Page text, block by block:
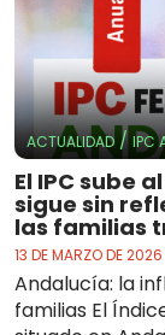
ACTUALIDAD / IPC
El IPC sube
sigue sin
las familias
13 DE MARZO DE
Andalucía: la
familias El